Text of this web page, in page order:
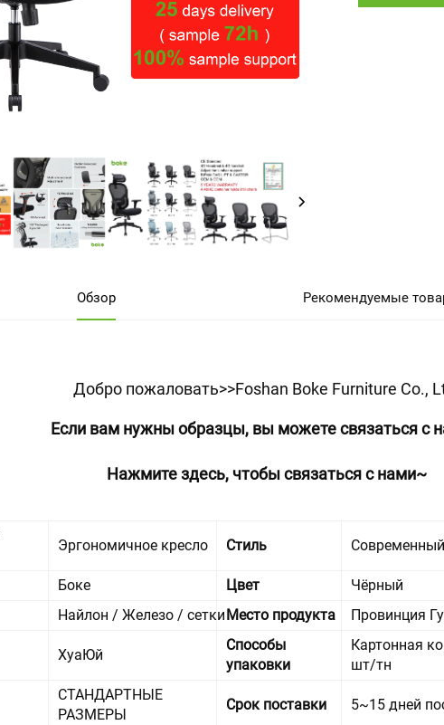
Обзор Рекомендуемые
Добро пожаловать>>Foshan Boke Furniture Co.,
Если вам нужны образцы, вы можете связаться с
Нажмите здесь, чтобы связаться с нами~
Эргономичное кресло Стиль Современный
Боке Цвет
Чёрный
Найлон / Железо / сетки Место продукта Провинция
ХуаЮй
Способы
упаковки
Картонная
шт/тн
СТАНДАРТНЫЕ
РАЗМЕРЫ
Срок поставки 5~15 дней